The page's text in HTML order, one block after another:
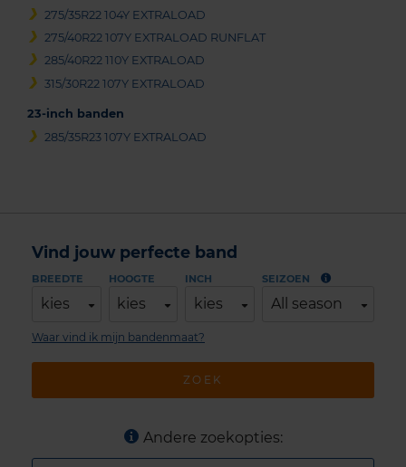
275/35R22 104Y EXTRALOAD
275/40R22 107Y EXTRALOAD RUNFLAT
285/40R22 110Y EXTRALOAD
315/30R22 107Y EXTRALOAD
23-inch banden
285/35R23 107Y EXTRALOAD
Vind jouw perfecte band
BREEDTE
kies
HOOGTE
kies
INCH
kies
SEIZOEN
All season
ZOEK
Waar vind ik mijn bandenmaat?
Andere zoekopties: